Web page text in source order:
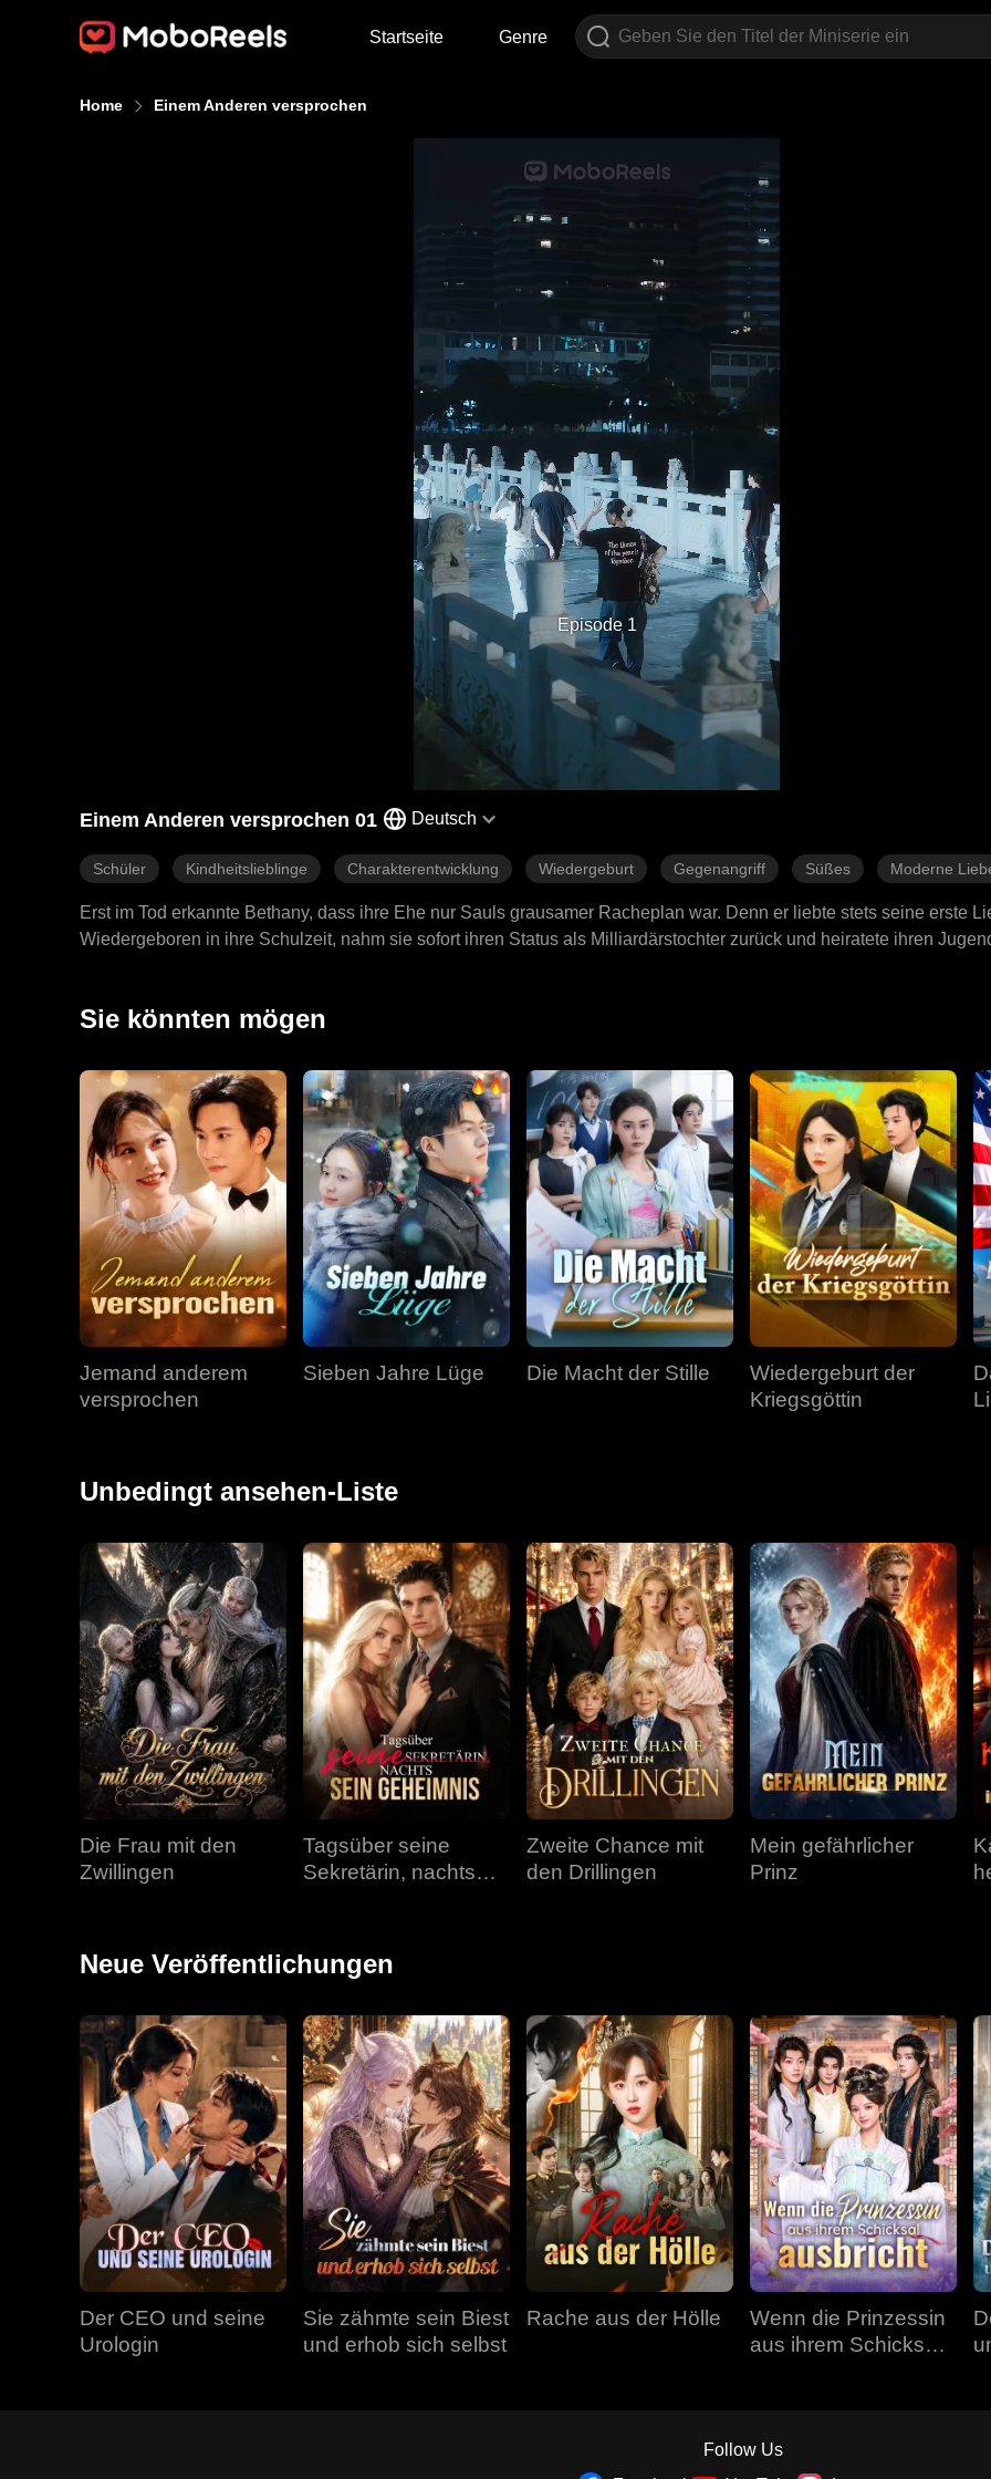
Startseite Genre
Home Einem Anderen versprochen
Episode 1
Einem Anderen versprochen 01 Deutsch
Schüler Kindheitslieblinge Charakterentwicklung Wiedergeburt Gegenangriff Süßes Moderne
Erst im Tod erkannte Bethany, dass ihre Ehe nur Sauls grausamer Racheplan war. Denn er liebte stets seine erste
Wiedergeboren in ihre Schulzeit, nahm sie sofort ihren Status als Milliardärstochter zurück und heiratete ihren
Sie könnten mögen
Jemand anderem
versprochen
Sieben Jahre Lüge Die Macht der Stille
Wiedergeburt der
Kriegsgöttin
Unbedingt ansehen-Liste
Die Frau mit den
Zwillingen
Tagsüber seine
Sekretärin, nachts
Zweite Chance mit
den Drillingen
Mein gefährlicher
Prinz
Neue Veröffentlichungen
Der CEO und seine
Urologin
Sie zähmte sein Biest
und erhob sich selbst
Rache aus der Hölle
Wenn die Prinzessin
aus ihrem Schicksal
Follow Us